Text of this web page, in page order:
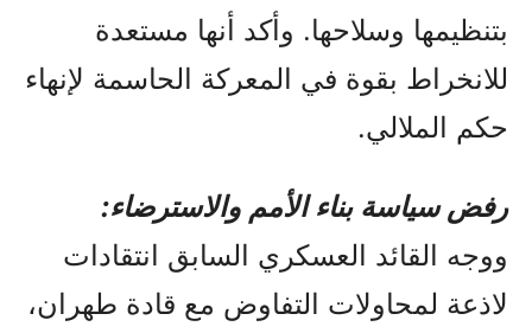
بتنظيمها وسلاحها. وأكد أنها مستعدة
للانخراط بقوة في المعركة الحاسمة لإنهاء
حكم الملالي.
رفض سياسة بناء الأمم والاسترضاء:
ووجه القائد العسكري السابق انتقادات
لاذعة لمحاولات التفاوض مع قادة طهران،